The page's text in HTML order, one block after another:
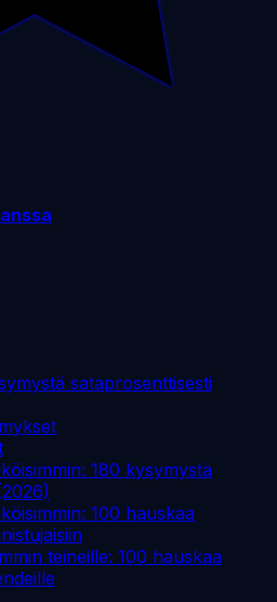
sataprosenttisesti
180 kysymystä
100 hauskaa
teineille: 100 hauskaa